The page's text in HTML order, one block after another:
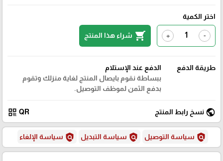
اختر الكمية
-
+
shopping_cart شراء هذا المنتج
طريقة الدفع
الدفع عند الإستلام
ببساطة نقوم بايصال المنتج لغاية منزلك وتقوم
بدفع الثمن لموظف التوصيل.
public نسخ رابط المنتج QR
qr_code
policy سياسة التوصيل policy سياسة التبديل policy سياسة الإلغاء